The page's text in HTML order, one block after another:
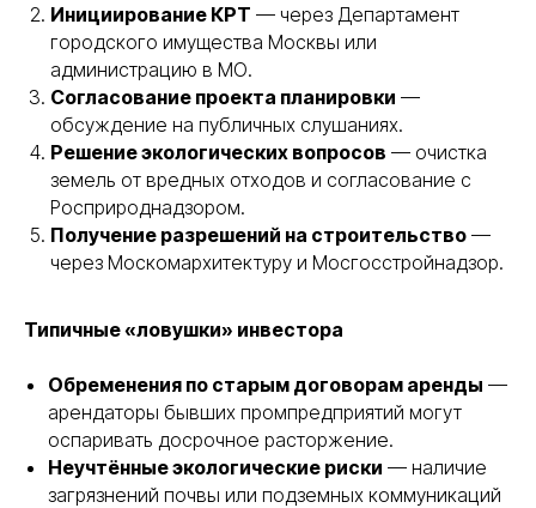
Инициирование КРТ — через Департамент
городского имущества Москвы или
администрацию в МО.
Согласование проекта планировки —
обсуждение на публичных слушаниях.
Решение экологических вопросов — очистка
земель от вредных отходов и согласование с
Росприроднадзором.
Получение разрешений на строительство —
через Москомархитектуру и Мосгосстройнадзор.
Типичные «ловушки» инвестора
Обременения по старым договорам аренды —
арендаторы бывших промпредприятий могут
оспаривать досрочное расторжение.
Неучтённые экологические риски — наличие
загрязнений почвы или подземных коммуникаций